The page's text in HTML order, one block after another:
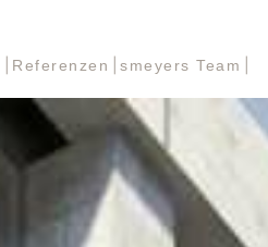
Referenzen smeyers Team